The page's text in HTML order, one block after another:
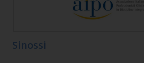
Sinossi